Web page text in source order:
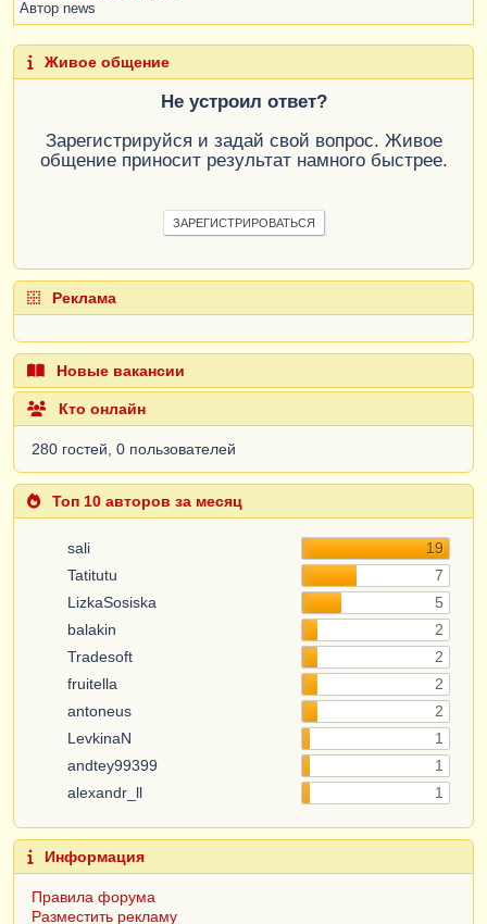
Автор news
Живое общение
Не устроил ответ?
Зарегистрируйся и задай свой вопрос. Живое
общение приносит результат намного быстрее.
ЗАРЕГИСТРИРОВАТЬСЯ
Реклама
Новые вакансии
Кто онлайн
280 гостей, 0 пользователей
Топ 10 авторов за месяц
sali
19
Tatitutu
7
LizkaSosiska
5
balakin
2
Tradesoft
2
fruitella
2
antoneus
2
LevkinaN
1
andtey99399
1
alexandr_ll
1
Информация
Правила форума
Разместить рекламу